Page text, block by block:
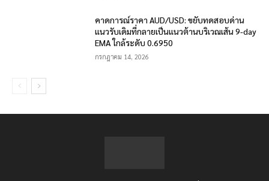
คาดการณ์ราคา AUD/USD: ขยับทดสอบด่าน
แนวรับเดิมที่กลายเป็นแนวต้านบริเวณเส้น 9-day
EMA ใกล้ระดับ 0.6950
กรกฎาคม 14, 2026